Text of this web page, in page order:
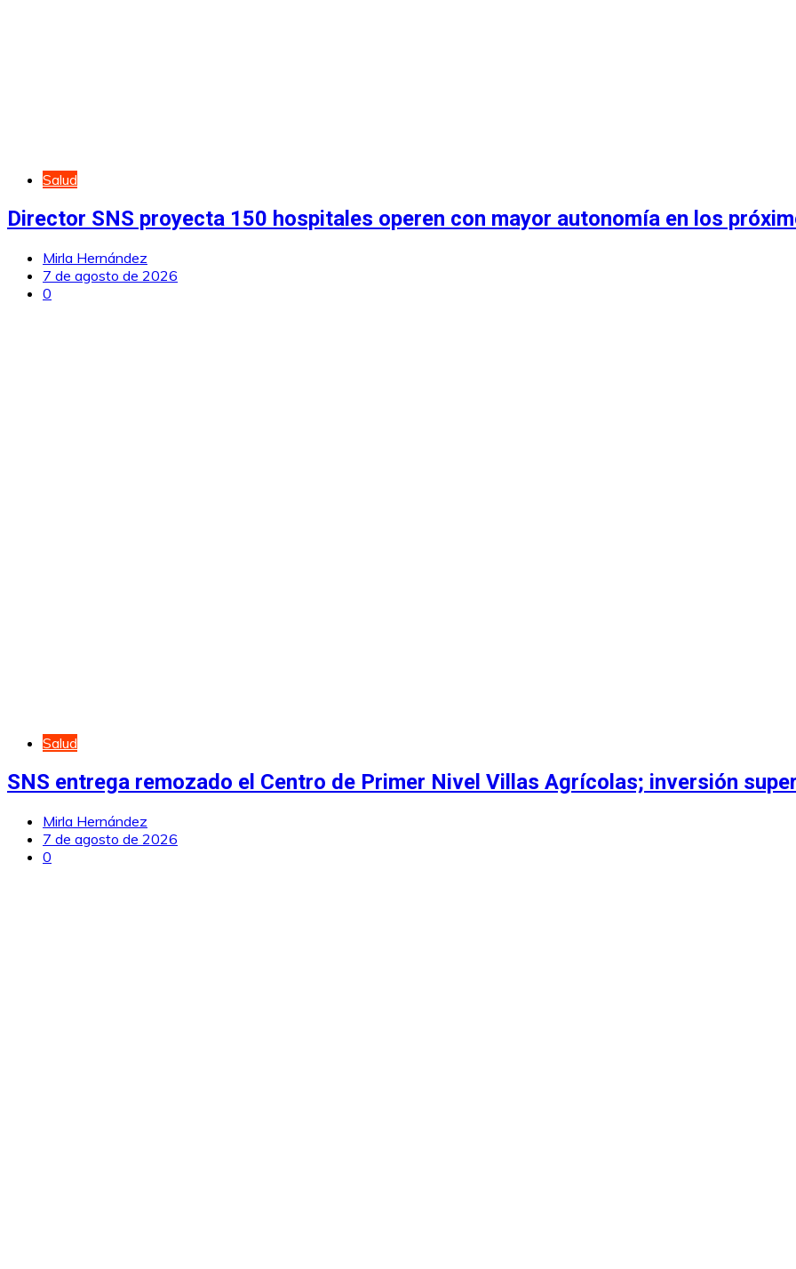
Salud
Director SNS proyecta 150 hospitales operen con mayor autonomía en los
Mirla Hernández
7 de agosto de 2026
0
Salud
SNS entrega remozado el Centro de Primer Nivel Villas Agrícolas; inversión
Mirla Hernández
7 de agosto de 2026
0